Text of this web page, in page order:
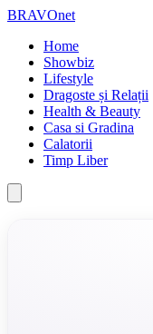
BRAVOnet
Home
Showbiz
Lifestyle
Dragoste și Relații
Health & Beauty
Casa si Gradina
Calatorii
Timp Liber